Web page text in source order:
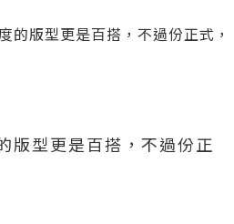
版型更是百搭，不過份正式，
版型更是百搭，不過份正